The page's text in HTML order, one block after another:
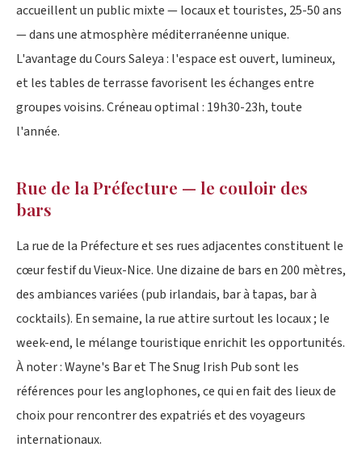
accueillent un public mixte — locaux et touristes, 25-50 ans
— dans une atmosphère méditerranéenne unique.
L'avantage du Cours Saleya : l'espace est ouvert, lumineux,
et les tables de terrasse favorisent les échanges entre
groupes voisins. Créneau optimal : 19h30-23h, toute
l'année.
Rue de la Préfecture — le couloir des
bars
La rue de la Préfecture et ses rues adjacentes constituent le
cœur festif du Vieux-Nice. Une dizaine de bars en 200 mètres,
des ambiances variées (pub irlandais, bar à tapas, bar à
cocktails). En semaine, la rue attire surtout les locaux ; le
week-end, le mélange touristique enrichit les opportunités.
À noter : Wayne's Bar et The Snug Irish Pub sont les
références pour les anglophones, ce qui en fait des lieux de
choix pour rencontrer des expatriés et des voyageurs
internationaux.